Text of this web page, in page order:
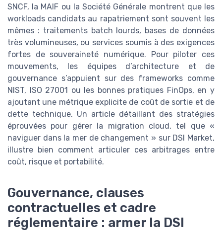
SNCF, la MAIF ou la Société Générale montrent que les
workloads candidats au rapatriement sont souvent les
mêmes : traitements batch lourds, bases de données
très volumineuses, ou services soumis à des exigences
fortes de souveraineté numérique. Pour piloter ces
mouvements, les équipes d’architecture et de
gouvernance s’appuient sur des frameworks comme
NIST, ISO 27001 ou les bonnes pratiques FinOps, en y
ajoutant une métrique explicite de coût de sortie et de
dette technique. Un article détaillant des stratégies
éprouvées pour gérer la migration cloud, tel que «
naviguer dans la mer de changement » sur DSI Market,
illustre bien comment articuler ces arbitrages entre
coût, risque et portabilité.
Gouvernance, clauses
contractuelles et cadre
réglementaire : armer la DSI